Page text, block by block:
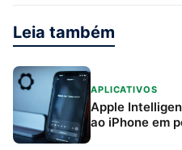
Leia também
APLICATIVOS
Apple
ao iPhone em